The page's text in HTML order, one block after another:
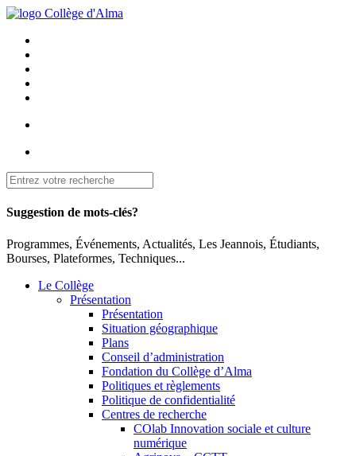
Suggestion de mots-clés?
Programmes, Événements, Actualités, Les Jeannois, Étudiants,
Bourses, Plateformes, Techniques...
Le Collège
Présentation
Présentation
Situation géographique
Plans
Conseil d’administration
Fondation du Collège d’Alma
Politiques et règlements
Politique de confidentialité
Centres de recherche
COlab Innovation sociale et culture
numérique